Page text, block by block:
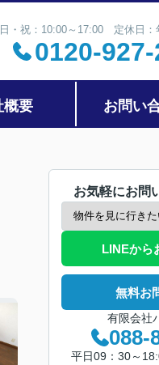
・祝：10:00～17:00 定休日：
0120-
概要 お問い
お気軽にお問
LINEから
無料お
有限会社
088-
平日09：30～